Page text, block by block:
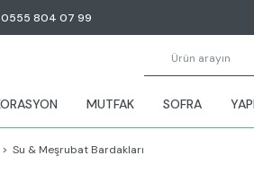
0555 804 07 99
MUTFAK SOFRA
Su & Meşrubat Bardakları